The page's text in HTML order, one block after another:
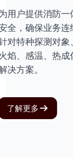
用户提供消防
全，确保业务
对特种探测对象
焰、感温、热
决方案。
了解更多